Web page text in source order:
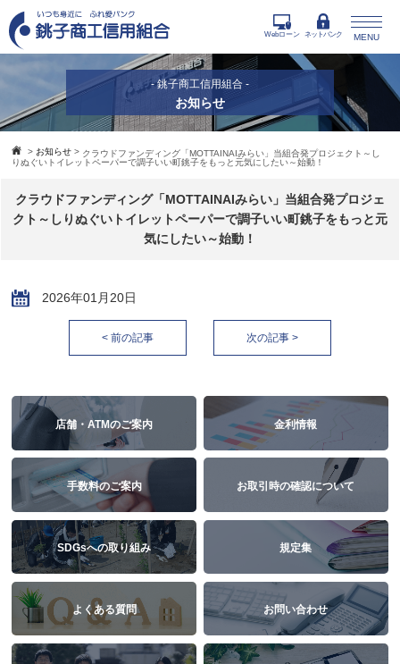
MENU
Webローン ネットバンク
- 銚子商工信用組合 -
お知らせ
> お知らせ > クラウドファンディング「MOTTAINAIみらい」当組合発プロジェクト～し
りぬぐいトイレットペーパーで調子いい町銚子をもっと元気にしたい～始動！
クラウドファンディング「MOTTAINAIみらい」当組合発プロジェ
クト～しりぬぐいトイレットペーパーで調子いい町銚子をもっと元
気にしたい～始動！
2026年01月20日
< 前の記事 次の記事 >
店舗・ATMのご案内 金利情報
手数料のご案内 お取引時の確認について
SDGsへの取り組み 規定集
よくある質問 お問い合わせ